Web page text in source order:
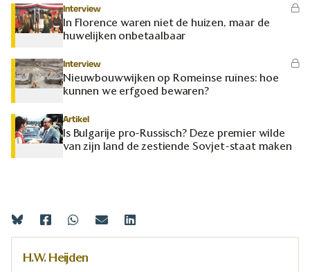
Interview
In Florence waren niet de huizen, maar de
huwelijken onbetaalbaar
Interview
Nieuwbouwwijken op Romeinse ruïnes: hoe
kunnen we erfgoed bewaren?
Artikel
Is Bulgarije pro-Russisch? Deze premier wilde
van zijn land de zestiende Sovjet-staat maken
H.W. Heijden